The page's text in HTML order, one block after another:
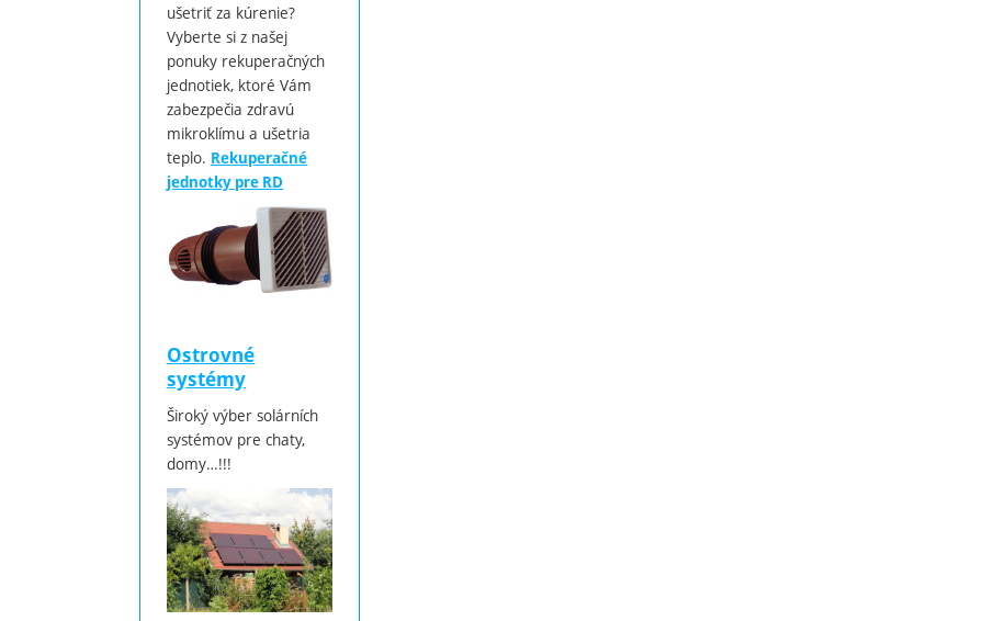
ušetriť za kúrenie?
Vyberte si z našej
ponuky rekuperačných
jednotiek, ktoré Vám
zabezpečia zdravú
mikroklímu a ušetria
teplo. Rekuperačné
jednotky pre RD
Ostrovné
systémy
Široký výber solárních
systémov pre chaty,
domy…!!!